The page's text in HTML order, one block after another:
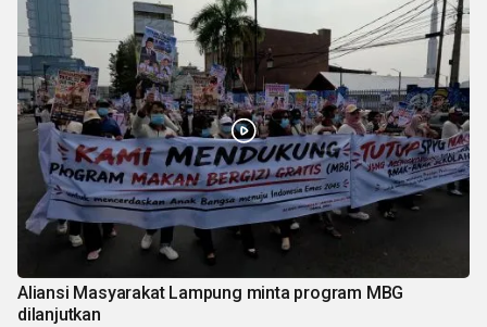
Aliansi Masyarakat Lampung minta program MBG
dilanjutkan